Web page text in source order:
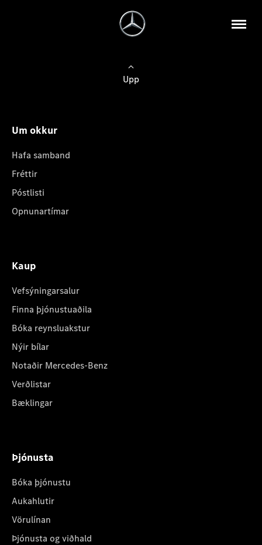
Upp
Um okkur
Hafa samband
Fréttir
Póstlisti
Opnunartímar
Kaup
Vefsýningarsalur
Finna þjónustuaðila
Bóka reynsluakstur
Nýir bílar
Notaðir Mercedes-Benz
Verðlistar
Bæklingar
Þjónusta
Bóka þjónustu
Aukahlutir
Vörulínan
Þjónusta og viðhald